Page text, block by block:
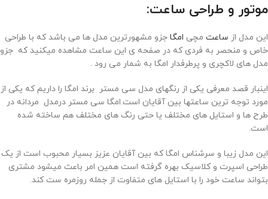
موتور و طراحی ساعت:
این مدل از ساعت مچی امگا جزو مشهورترین مدل ها می باشد که با طراحی
خاص و منحصر به فردی که در صفحه ی این ساعت مشاهده میکنید که جزو
مدل های لاکچری و پرطرفدار امگا به شمار می رود .
اینبار قصد معرفی یکی از رنگهای مدل سی مستر برند امگا را داریم که یکی از
مورد توجه ترین ساعتها بین آقایان است.امگا سی مستر درمدل مردانه در
طرح ها و استایل های مختلف یا حتی رنگ های مختلف هم ساخته شده
است.
این مدل زیبا و سرشناس امگا که بین آقایان عزیز بسیار محبوب است از یک
طراحی اسپرت و کلاسیک بهره گرفته است همین امر باعث میشود مشتری
بتواند ساعت خود را با استایل های متفاوت از جمله روزمره ست کند.